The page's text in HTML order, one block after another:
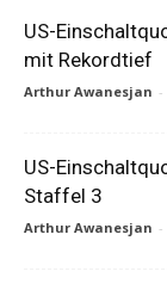
US-
mit Rekordtief
Arthur Awanesjan -
US-
Staffel 3
Arthur Awanesjan -